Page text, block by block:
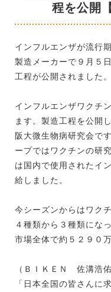
程を公開
インフルエンザが流行
製造メーカーで９月５
工程が公開されました。
インフルエンザワクチ
ます。製造工程を公開
阪大微生物病研究会で
ープではワクチンの研
は国内で使用されたイ
給しました。
今シーズンからはワク
４種類から３種類にな
市場全体で約５２９０
（ＢＩＫＥＮ 佐溝浩佑
「日本全国の皆さんに